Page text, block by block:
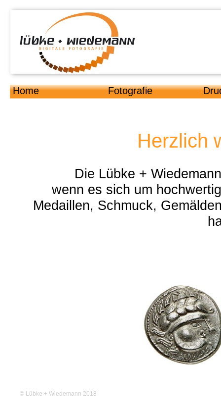
Home Fotografie
© Lübke + Wiedemann 2018
Herzlich
Die Lübke +
wenn es sich um
Medaillen, Schmuck,